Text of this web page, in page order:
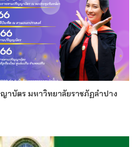
าบัตร มหาวิทยาลัยราชภัฏลำปาง